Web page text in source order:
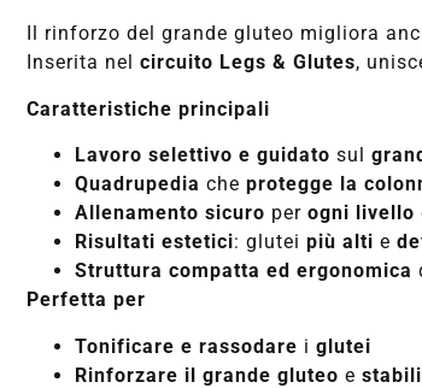
Il rinforzo del grande gluteo migliora
Inserita nelcircuito Legs & Glutes,
Caratteristiche principali
Lavoro selettivo e guidato sul
Quadrupedia cheprotegge la
Allenamento sicuro perogni livello
Risultati estetici: gluteipiù alti e
Struttura compatta ed ergonomica
Perfetta per
Tonificare e rassodare iglutei
Rinforzare il grande gluteo e